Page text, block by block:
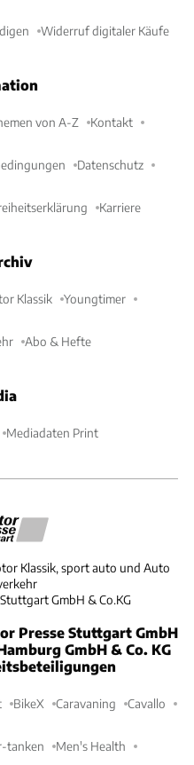
Widerruf digitaler Käufe
von A-Z Kontakt
Datenschutz
Karriere
Klassik Youngtimer
Abo & Hefte
Mediadaten Print
Klassik, sport auto und Auto
GmbH & Co.KG
Presse Stuttgart GmbH
GmbH & Co. KG
BikeX Caravaning Cavallo
tanken Men's Health